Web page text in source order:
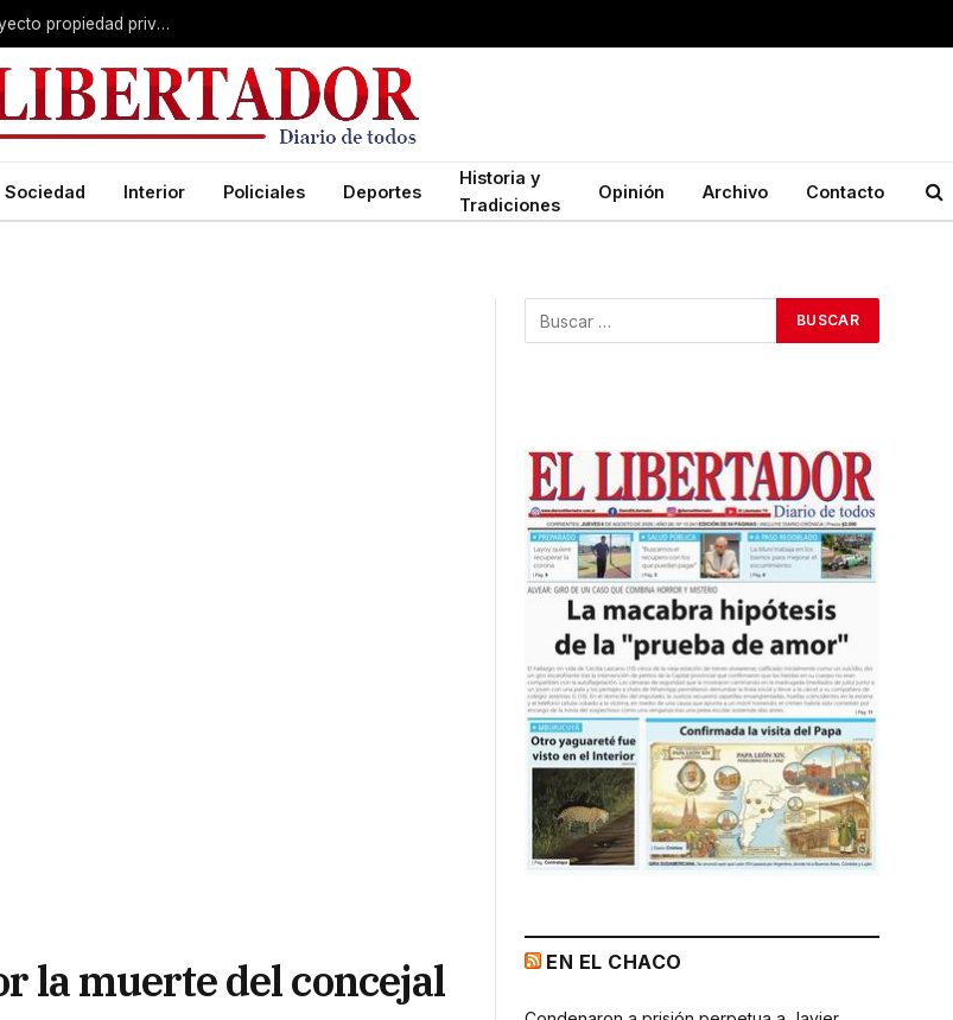
El Senado avanza con una versión recortada del proyecto propiedad privada: desalojo exprés, plazos y menos capítulos
Sociedad Interior Policiales Deportes
Historia y
Tradiciones
Opinión Archivo Contacto
la muerte del concejal
EN EL CHACO